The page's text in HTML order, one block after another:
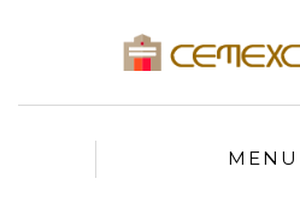
MENU